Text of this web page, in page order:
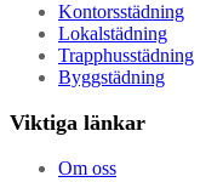
Kontorsstädning
Lokalstädning
Trapphusstädning
Byggstädning
Viktiga länkar
Om oss